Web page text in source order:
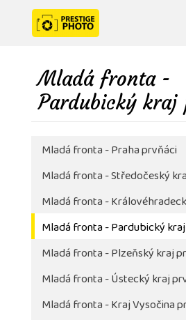
Mladá fronta -
Pardubický kraj
Mladá fronta - Praha prvňáci
Mladá fronta - Středočeský
Mladá fronta -
Mladá fronta - Pardubický
Mladá fronta - Plzeňský kraj
Mladá fronta - Ústecký kraj
Mladá fronta - Kraj Vysočina